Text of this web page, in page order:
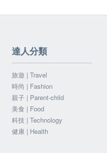
達人分類
旅遊 | Travel
時尚 | Fashion
親子 | Parent-child
美食 | Food
科技 | Technology
健康 | Health